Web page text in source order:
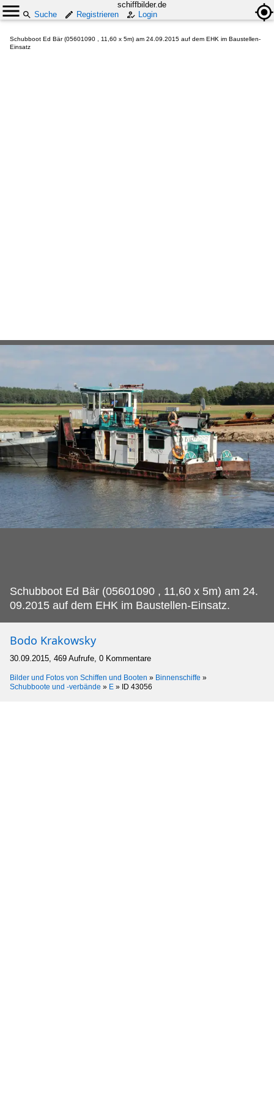
schiffbilder.de
Suche
Registrieren Login
Schubboot Ed Bär (05601090 , 11,60 x 5m) am 24.09.2015 auf dem EHK im Baustellen-
Einsatz
Schubboot Ed Bär (05601090 , 11,60 x 5m) am 24.
09.2015 auf dem EHK im Baustellen-Einsatz.
Bodo Krakowsky
30.09.2015, 469 Aufrufe, 0 Kommentare
Bilder und Fotos von Schiffen und Booten » Binnenschiffe »
Schubboote und -verbände » E » ID 43056